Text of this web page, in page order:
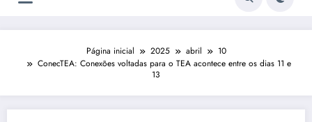
Página inicial 2025 abril
10
ConecTEA: Conexões voltadas para o TEA acontece entre os dias 11 e
13